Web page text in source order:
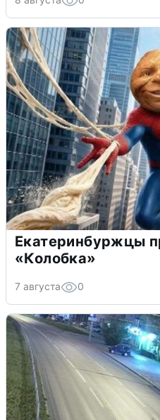
Екатеринбуржцы
«Колобка»
7 августа 0